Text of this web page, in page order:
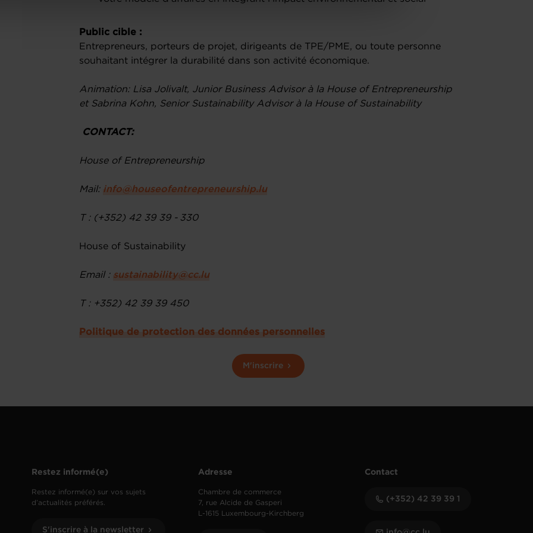
Public cible :
Entrepreneurs, porteurs de projet, dirigeants de TPE/PME, ou toute personne
souhaitant intégrer la durabilité dans son activité économique.
Animation: Lisa Jolivalt, Junior Business Advisor à la House of Entrepreneurship
et Sabrina Kohn, Senior Sustainability Advisor à la House of Sustainability
CONTACT:
House of Entrepreneurship
Mail: info@houseofentrepreneurship.lu
T : (+352) 42 39 39 - 330
House of Sustainability
Email : sustainability@cc.lu
T : +352) 42 39 39 450
Politique de protection des données personnelles
M'inscrire
Restez informé(e)
Restez informé(e) sur vos sujets
d’actualités préférés.
S'inscrire à la newsletter
Adresse
Chambre de commerce
7, rue Alcide de Gasperi
L-1615 Luxembourg-Kirchberg
Contact
(+352) 42 39 39 1